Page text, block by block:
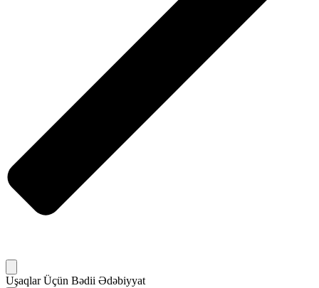
Uşaqlar Üçün Bədii Ədəbiyyat